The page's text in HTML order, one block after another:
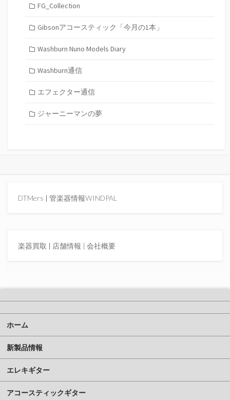
FG_Collection
Gibsonアコースティック「今月の1本」
Washburn Nuno Models Diary
Washburn通信
エフェクター通信
ジャーニーマンの夢
DTMers | 管楽器情報WINDPAL
楽器買取 | 店舗情報 | 会社概要
ホーム
新製品情報
エレキギター
アコースティックギター